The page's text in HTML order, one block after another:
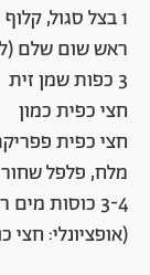
1 בצל סגול, קלוף
ראש שום שלם
3 כפות שמן זית
חצי כפית כמון
חצי כפית
מלח, פלפל שחור
3-4 כוסות מים רותחים או ציר ירקות
(אופציונלי: